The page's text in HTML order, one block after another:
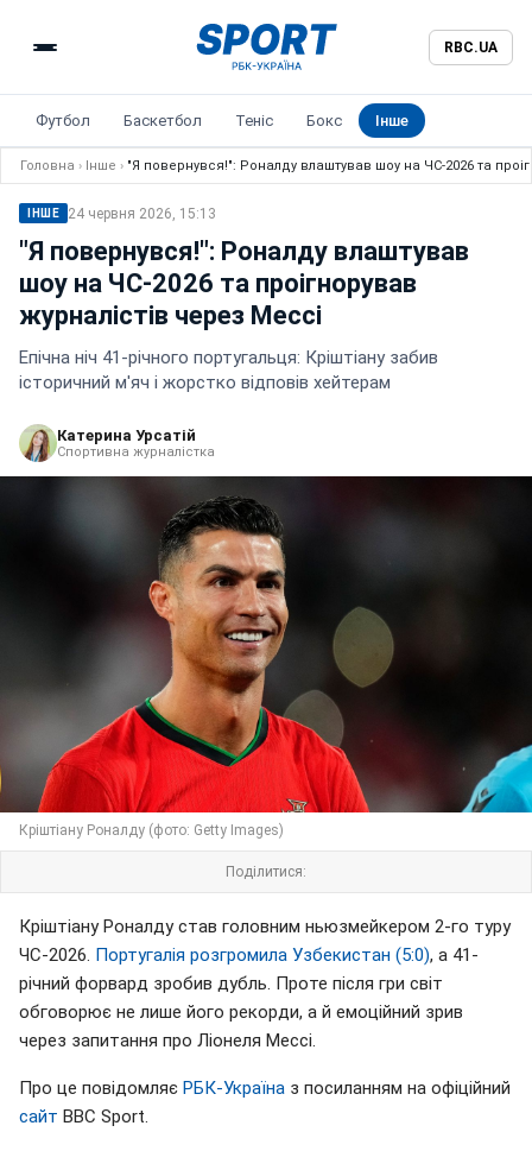
RBC.UA
Футбол Баскетбол Теніс Бокс Інше
Головна › Інше › "Я повернувся!": Роналду влаштував шоу на ЧС-2026 та
ІНШЕ 24 червня 2026, 15:13
"Я повернувся!": Роналду влаштував
шоу на ЧС-2026 та проігнорував
журналістів через Мессі
Епічна ніч 41-річного португальця: Кріштіану забив
історичний м'яч і жорстко відповів хейтерам
Катерина Урсатій
Спортивна журналістка
Кріштіану Роналду (фото: Getty Images)
Поділитися:
Кріштіану Роналду став головним ньюзмейкером 2-го туру
ЧС-2026. Португалія розгромила Узбекистан (5:0), а 41-
річний форвард зробив дубль. Проте після гри світ
обговорює не лише його рекорди, а й емоційний зрив
через запитання про Ліонеля Мессі.
Про це повідомляє РБК-Україна з посиланням на офіційний
сайт BBC Sport.